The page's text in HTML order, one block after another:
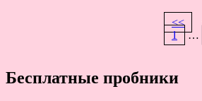
записям
<<
1
…
Бесплатные пробники